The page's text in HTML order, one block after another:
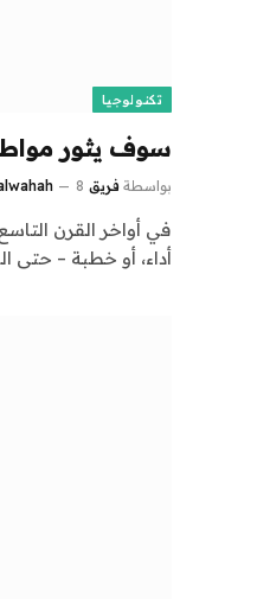
تكنولوجيا
سوف يثور
بواسطة فريق alwahah 8 ديسمبر، 2024
في أواخر القرن
أداء، أو خطبة – حتى